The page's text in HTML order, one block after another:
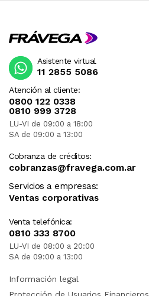
Atención al cliente:
0800 122 0338
0810 999 3728
LU-VI de 09:00 a 18:00
SA de 09:00 a 13:00
Cobranza de créditos:
cobranzas@fravega.com.ar
Servicios a empresas:
Ventas corporativas
Venta telefónica:
0810 333 8700
LU-VI de 08:00 a 20:00
SA de 09:00 a 13:00
Asistente virtual
11 2855 5086
Información legal
Protección de Usuarios Financieros